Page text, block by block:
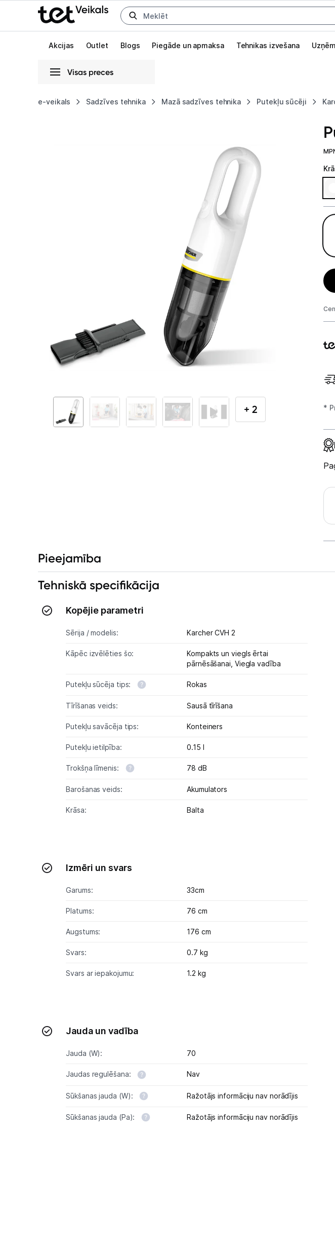
Uz kategorijam Uz galveno saturu
Akcijas Outlet Blogs Piegāde un apmaksa Tehnikas izvešana
Visas preces
e-veikals Sadzīves tehnika Mazā sadzīves tehnika Putekļu sūcēji
Izvēlies kāroto
TV un audio
Telefoni,
Sadzīves tehnika
Roboti putekļu sūcēji
Putekļu sūcēju
Tvaika gludināšanas
Kafijas
Skaistumkopšana
Globāls iestatījums animāciju aktivizēšanai vai deaktivizēšanai visā lapā.
+ 2 *
Pieejamība
Tehniskā specifikācija
Kopējie parametri
Sērija / modelis: Karcher CVH 2
Kāpēc izvēlēties šo:
Kompakts un viegls ērtai
pārnēsāšanai, Viegla vadība
Putekļu sūcēja tips: Rokas
Tīrīšanas veids: Sausā tīrīšana
Putekļu savācēja tips: Konteiners
Putekļu ietilpība: 0.15 l
Trokšņa līmenis: 78 dB
Barošanas veids: Akumulators
Krāsa: Balta
Izmēri un svars
Garums: 33cm
Platums: 76 cm
Augstums: 176 cm
Svars: 0.7 kg
Svars ar iepakojumu: 1.2 kg
Jauda un vadība
Jauda (W): 70
Jaudas regulēšana: Nav
Sūkšanas jauda (W): Ražotājs informāciju nav norādījis
Sūkšanas jauda (Pa): Ražotājs informāciju nav norādījis